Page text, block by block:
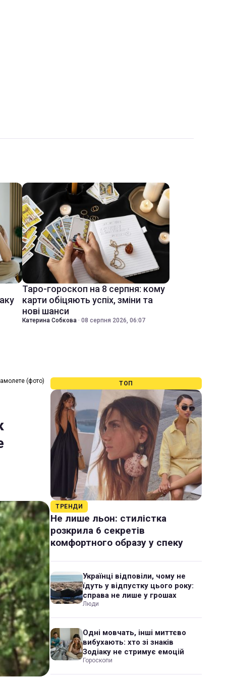
Таро-гороскоп на 8 серпня: кому
карти обіцяють успіх, зміни та
нові шанси
Катерина Собкова · 08 серпня 2026, 06:07
(фото) ТОП
ТРЕНДИ
Не лише льон: стилістка
розкрила 6 секретів
комфортного образу у спеку
Українці відповіли, чому не
їдуть у відпустку цього року:
справа не лише у грошах
Люди
Одні мовчать, інші миттєво
вибухають: хто зі знаків
Зодіаку не стримує емоцій
Гороскопи